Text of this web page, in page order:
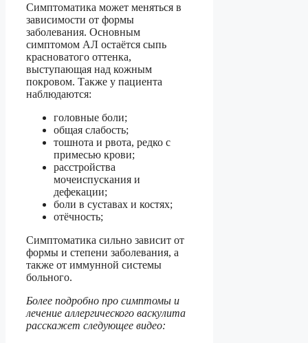
Симптоматика может меняться в
зависимости от формы
заболевания. Основным
симптомом АЛ остаётся сыпь
красноватого оттенка,
выступающая над кожным
покровом. Также у пациента
наблюдаются:
головные боли;
общая слабость;
тошнота и рвота, редко с
примесью крови;
расстройства
мочеиспускания и
дефекации;
боли в суставах и костях;
отёчность;
Симптоматика сильно зависит от
формы и степени заболевания, а
также от иммунной системы
больного.
Более подробно про симптомы и
лечение аллергического васкулита
расскажет следующее видео: